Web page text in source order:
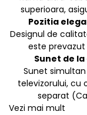
superioara,
Pozitia
Designul de
este
Sunet de
Sunet
televizorului, cu
separat
Vezi mai mult